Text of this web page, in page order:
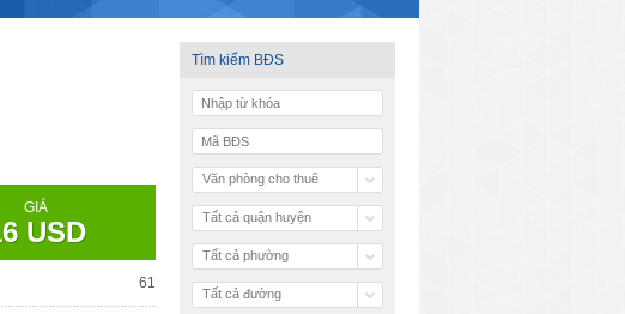
GIÁ
USD
61
Tìm kiếm BĐS
Văn phòng cho thuê
Tất cả quận huyện
Tất cả phường
Tất cả đường